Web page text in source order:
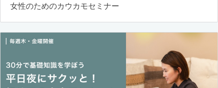
女性のためのカウカモセミナー